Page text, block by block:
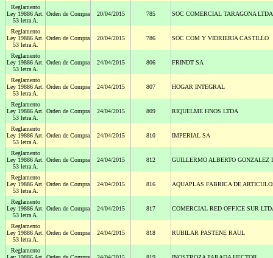
Reglamento
Ley 19886 Art.
53 letra A.
Orden de Compra 20/04/2015 785 SOC COMERCIAL TARAGONA LTDA
Reglamento
Ley 19886 Art.
53 letra A.
Orden de Compra 20/04/2015 786 SOC COM Y VIDRIERIA CASTILLO
Reglamento
Ley 19886 Art.
53 letra A.
Orden de Compra 24/04/2015 806 FRINDT SA
Reglamento
Ley 19886 Art.
53 letra A.
Orden de Compra 24/04/2015 807 HOGAR INTEGRAL
Reglamento
Ley 19886 Art.
53 letra A.
Orden de Compra 24/04/2015 809 RIQUELME HNOS LTDA
Reglamento
Ley 19886 Art.
53 letra A.
Orden de Compra 24/04/2015 810 IMPERIAL SA
Reglamento
Ley 19886 Art.
53 letra A.
Orden de Compra 24/04/2015 812 GUILLERMO ALBERTO GONZALEZ
Reglamento
Ley 19886 Art.
53 letra A.
Orden de Compra 24/04/2015 816 AQUAPLAS FABRICA DE
Reglamento
Ley 19886 Art.
53 letra A.
Orden de Compra 24/04/2015 817 COMERCIAL RED OFFICE SUR
Reglamento
Ley 19886 Art.
53 letra A.
Orden de Compra 24/04/2015 818 RUBILAR PASTENE RAUL
Reglamento